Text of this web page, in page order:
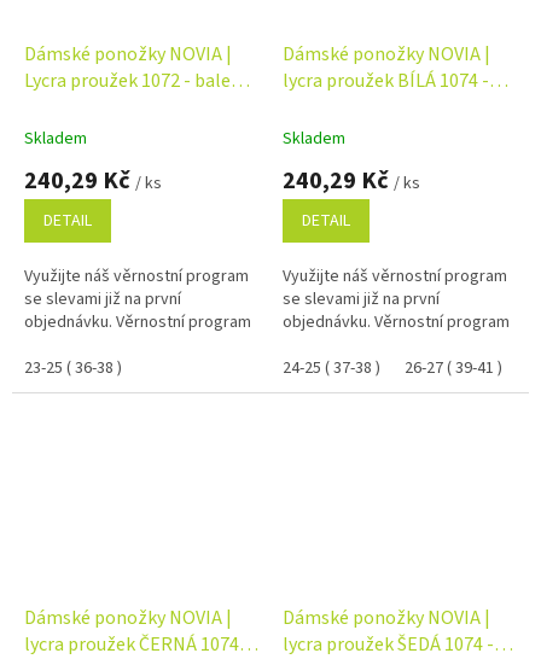
Dámské ponožky NOVIA |
Lycra proužek 1072 - balení
Skladem
240,29 Kč / ks
DETAIL
Využijte náš věrnostní program
se slevami již na první
objednávku. Věrnostní program
23-25 ( 36-38 )
Dámské ponožky NOVIA |
lycra proužek BÍLÁ 1074 -
Skladem
240,29 Kč / ks
DETAIL
Využijte náš věrnostní program
se slevami již na první
objednávku. Věrnostní program
24-25 ( 37-38 )
26-27 ( 39-41 )
Dámské ponožky NOVIA |
lycra proužek ČERNÁ 1074 -
Dámské ponožky NOVIA |
lycra proužek ŠEDÁ 1074 -